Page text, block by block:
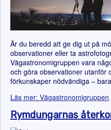
Är du beredd att ge dig ut på
observationer eller ta
Vägastronomigruppen vara
och göra observationer utanför
förkunskaper nödvändiga –
Läs mer: Vägastronomigruppen
Rymdungarnas